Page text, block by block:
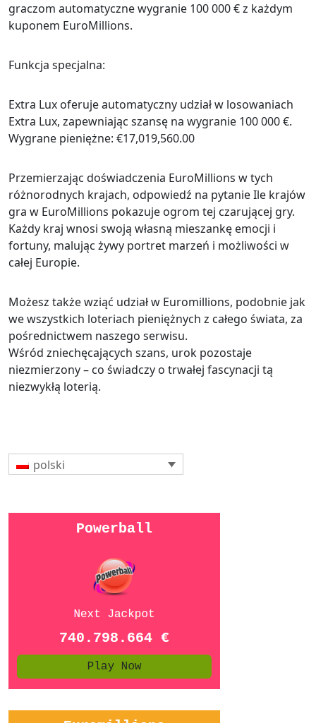
graczom automatyczne wygranie 100 000 € z każdym
kuponem EuroMillions.
Funkcja specjalna:
Extra Lux oferuje automatyczny udział w losowaniach
Extra Lux, zapewniając szansę na wygranie 100 000 €.
Wygrane pieniężne: €17,019,560.00
Przemierzając doświadczenia EuroMillions w tych
różnorodnych krajach, odpowiedź na pytanie Ile krajów
gra w EuroMillions pokazuje ogrom tej czarującej gry.
Każdy kraj wnosi swoją własną mieszankę emocji i
fortuny, malując żywy portret marzeń i możliwości w
całej Europie.
Możesz także wziąć udział w Euromillions, podobnie jak
we wszystkich loteriach pieniężnych z całego świata, za
pośrednictwem naszego serwisu.
Wśród zniechęcających szans, urok pozostaje
niezmierzony – co świadczy o trwałej fascynacji tą
niezwykłą loterią.
polski